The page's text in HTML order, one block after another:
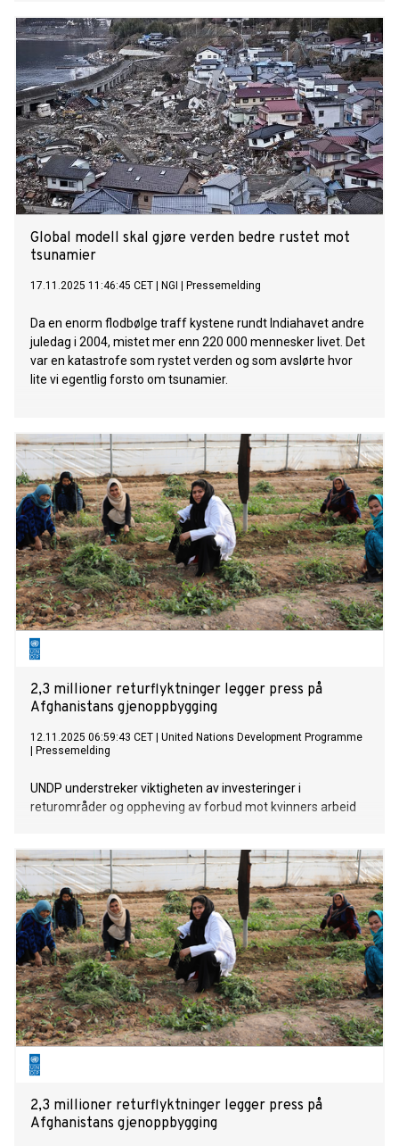
Global modell skal gjøre verden bedre rustet mot
tsunamier
17.11.2025 11:46:45 CET NGI Pressemelding
Da en enorm flodbølge traff kystene rundt Indiahavet andre
juledag i 2004, mistet mer enn 220 000 mennesker livet. Det
var en katastrofe som rystet verden og som avslørte hvor
lite vi egentlig forsto om tsunamier.
2,3 millioner returflyktninger legger press på
Afghanistans gjenoppbygging
12.11.2025 06:59:43 CET
United Nations Development Programme
Pressemelding
UNDP understreker viktigheten av investeringer i
returområder og oppheving av forbud mot kvinners arbeid
2,3 millioner returflyktninger legger press på
Afghanistans gjenoppbygging